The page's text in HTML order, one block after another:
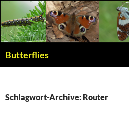
Butterflies
Schlagwort-Archive: Router